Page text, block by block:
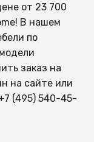
от 23 700
В нашем
по
заказ на
на сайте или
(495) 540-45-